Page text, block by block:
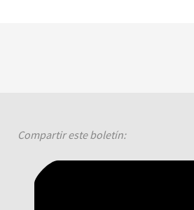
Compartir este boletín: